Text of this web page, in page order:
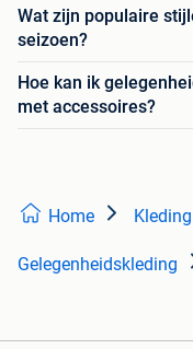
Wat zijn populaire
seizoen?
Hoe kan ik
met accessoires?
Home
Gelegenheidskleding